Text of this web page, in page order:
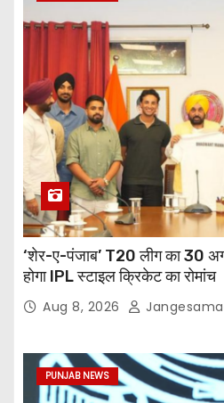
‘शेर-ए-पंजाब’ T20 लीग का 30
होगा IPL स्टाइल क्रिकेट का रोमांच
Aug 8, 2026
PUNJAB NEWS